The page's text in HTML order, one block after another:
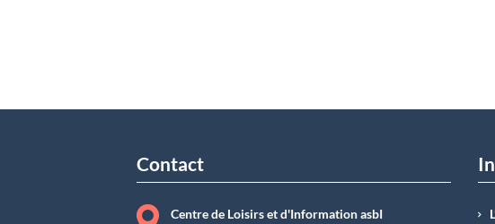
Contact
Centre de Loisirs et d'Information asbI